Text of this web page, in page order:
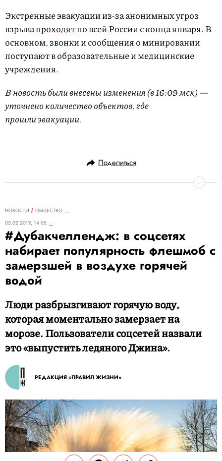
Экстренные эвакуации из-за анонимных угроз
взрывапроходятпо всей России с конца января. В
основном, звонки и сообщения о минировании
поступают в образовательные и медицинские
учреждения.
В новость были внесены изменения (в 16:09 мск) —
уточнено количество объектов, где
прошли эвакуации.
Поделиться
НОВОСТИ
ОБЩЕСТВО
05.02.2019, 14:05
#Дубакчеллендж: в соцсетях
набирает популярность флешмоб с
замерзшей в воздухе горячей
водой
Люди разбрызгивают горячую воду,
которая моментально замерзает на
морозе. Пользователи соцсетей назвали
это «выпустить ледяного Джина».
РЕДАКЦИЯ «ПРАВИЛ ЖИЗНИ»